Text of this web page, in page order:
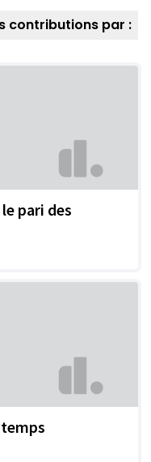
contributions par :
pari des